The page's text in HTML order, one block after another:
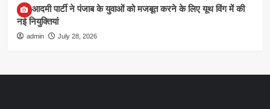
आम आदमी पार्टी ने पंजाब के युवाओं को मजबूत करने के लिए यूथ विंग में की
नई नियुक्तियां
admin July 28, 2026